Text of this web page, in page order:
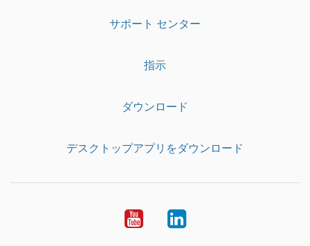
サポート センター
指示
ダウンロード
デスクトップアプリをダウンロード
YouTubeLinkedIn